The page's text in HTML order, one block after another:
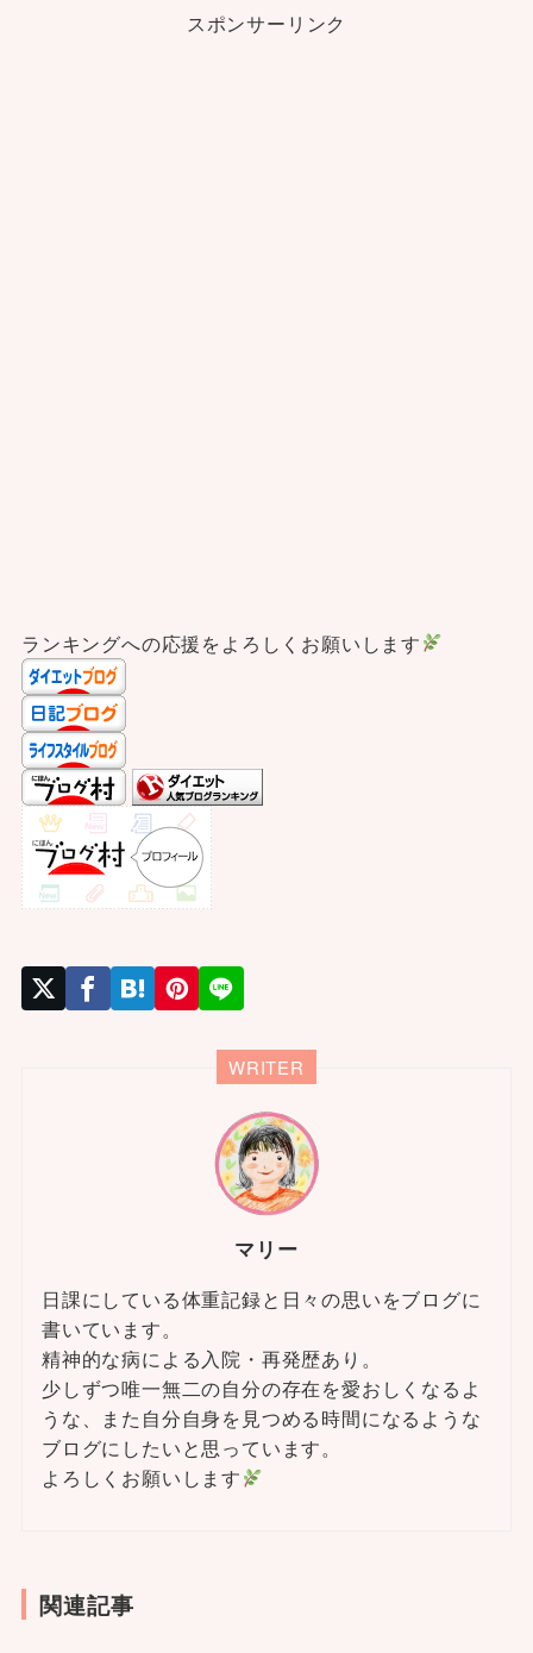
スポンサーリンク
ランキングへの応援をよろしくお願いします
WRITER
マリー
日課にしている体重記録と日々の思いをブログに
書いています。
精神的な病による入院・再発歴あり。
少しずつ唯一無二の自分の存在を愛おしくなるよ
うな、また自分自身を見つめる時間になるような
ブログにしたいと思っています。
よろしくお願いします
関連記事